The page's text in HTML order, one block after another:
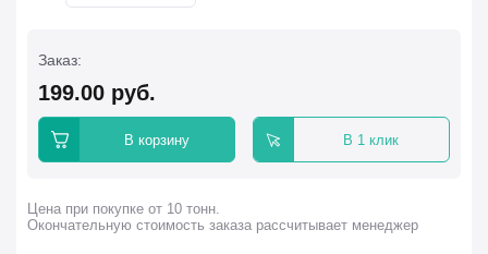
Заказ:
199.00 руб.
В корзину В 1 клик
Цена при покупке от 10 тонн.
Окончательную стоимость заказа рассчитывает менеджер